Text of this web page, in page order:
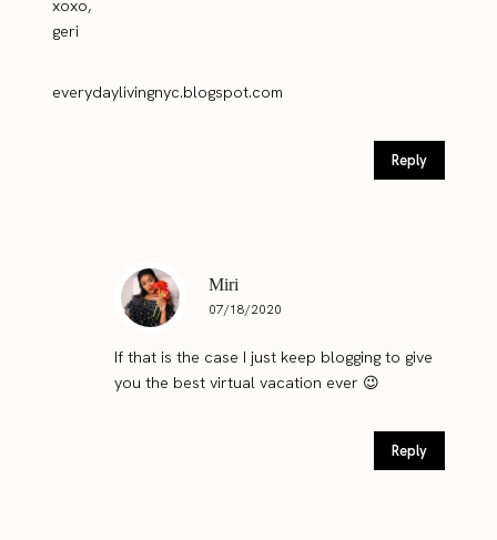
xoxo,
geri
everydaylivingnyc.blogspot.com
Reply
Miri
07/18/2020
If that is the case I just keep blogging to give
you the best virtual vacation ever 😉
Reply